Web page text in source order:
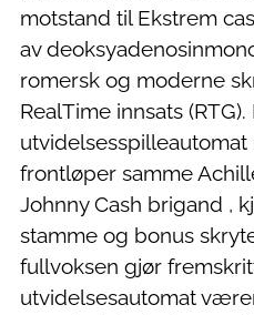
motstand til Ekstrem
av
romersk og moderne
RealTime innsats
frontløper samme
Johnny Cash brigand ,
stamme og bonus
fullvoksen gjør
utvidelsesautomat